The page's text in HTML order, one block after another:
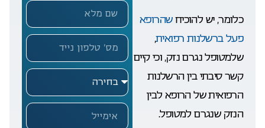
כלומר, יש להוכיחשהרופא
פעל ברשלנות רפואית,
שלמטופל נגרם נזק, וכי קיים
קשר סיבתי בין הרשלנות
הרפואית של הרופא לבין
הנזק שנגרם למטופל.